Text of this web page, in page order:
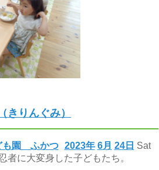
きりんぐみ）
2023年 6月 24日 Sat
も園 ふかつ
者に大変身した子どもたち。